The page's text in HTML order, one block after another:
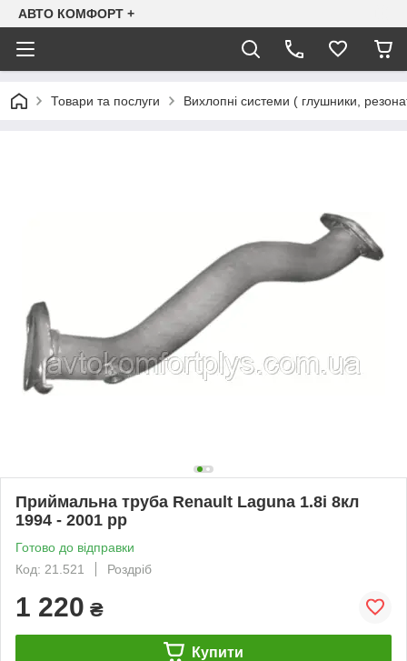
АВТО КОМФОРТ +
Товари та послуги Вихлопні системи ( глушники,
Приймальна труба Renault Laguna 1.8i 8кл
1994 - 2001 рр
Готово до відправки
Код: 21.521
Роздріб
1 220 ₴
Купити